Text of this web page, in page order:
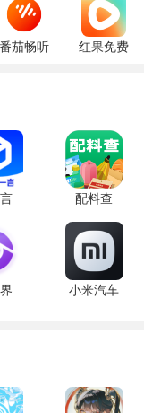
周更有固定时段开
番茄畅听
红果免费
配料查
3.0.1 官方
版
小米汽车